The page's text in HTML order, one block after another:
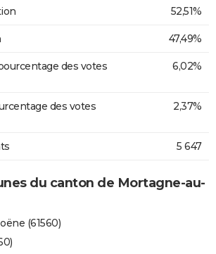
52,51%
47,49%
des votes
6,02%
des votes
2,37%
5 647
du canton de Mortagne-au-
(61560)